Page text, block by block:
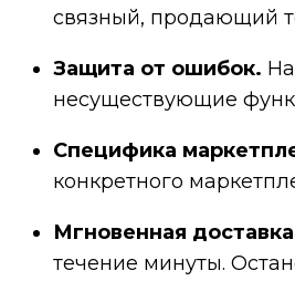
связный, продающий
Защита от ошибок.
несуществующие
Специфика
конкретного
Мгновенная
течение минуты.